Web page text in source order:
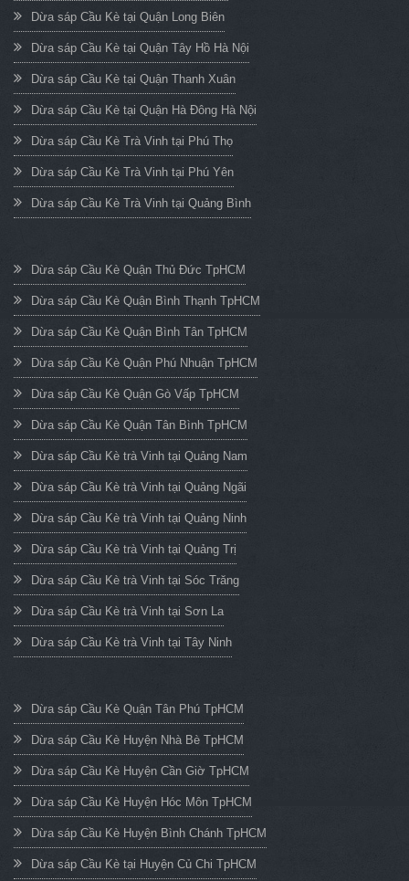
Dừa sáp Cầu Kè tại Quận Long Biên
Dừa sáp Cầu Kè tại Quận Tây Hồ Hà Nội
Dừa sáp Cầu Kè tại Quận Thanh Xuân
Dừa sáp Cầu Kè tại Quận Hà Đông Hà Nội
Dừa sáp Cầu Kè Trà Vinh tại Phú Thọ
Dừa sáp Cầu Kè Trà Vinh tại Phú Yên
Dừa sáp Cầu Kè Trà Vinh tại Quảng Bình
Dừa sáp Cầu Kè Quận Thủ Đức TpHCM
Dừa sáp Cầu Kè Quận Bình Thạnh TpHCM
Dừa sáp Cầu Kè Quận Bình Tân TpHCM
Dừa sáp Cầu Kè Quận Phú Nhuận TpHCM
Dừa sáp Cầu Kè Quận Gò Vấp TpHCM
Dừa sáp Cầu Kè Quận Tân Bình TpHCM
Dừa sáp Cầu Kè trà Vinh tại Quảng Nam
Dừa sáp Cầu Kè trà Vinh tại Quảng Ngãi
Dừa sáp Cầu Kè trà Vinh tại Quảng Ninh
Dừa sáp Cầu Kè trà Vinh tại Quảng Trị
Dừa sáp Cầu Kè trà Vinh tại Sóc Trăng
Dừa sáp Cầu Kè trà Vinh tại Sơn La
Dừa sáp Cầu Kè trà Vinh tại Tây Ninh
Dừa sáp Cầu Kè Quận Tân Phú TpHCM
Dừa sáp Cầu Kè Huyện Nhà Bè TpHCM
Dừa sáp Cầu Kè Huyện Cần Giờ TpHCM
Dừa sáp Cầu Kè Huyện Hóc Môn TpHCM
Dừa sáp Cầu Kè Huyện Bình Chánh TpHCM
Dừa sáp Cầu Kè tại Huyện Củ Chi TpHCM